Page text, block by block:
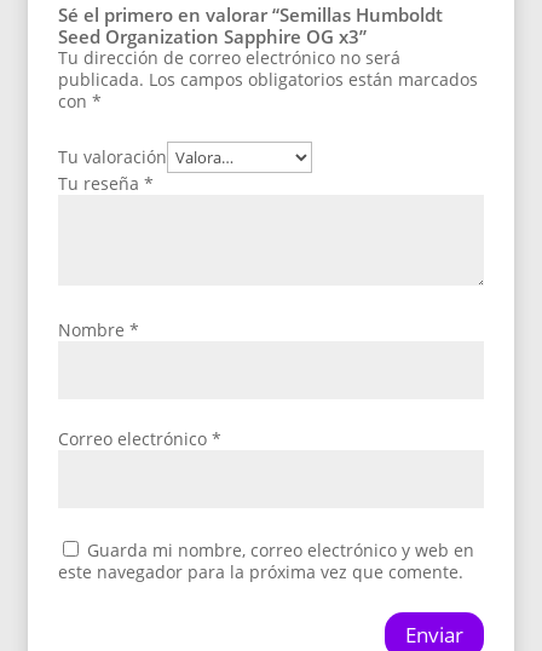
Sé el primero en valorar “Semillas Humboldt
Seed Organization Sapphire OG x3”
Tu dirección de correo electrónico no será
publicada. Los campos obligatorios están marcados
con*
Tu valoración
Tu reseña*
Nombre*
Correo electrónico*
Guarda mi nombre, correo electrónico y web en
este navegador para la próxima vez que comente.
Enviar